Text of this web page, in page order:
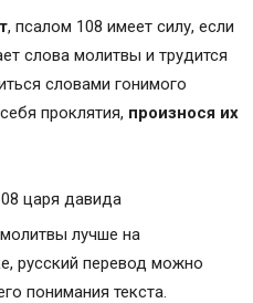
, псалом 108 имеет силу, если
слова молитвы и трудится
словами гонимого
проклятия, произнося их
лучше на
русский перевод можно
понимания текста.